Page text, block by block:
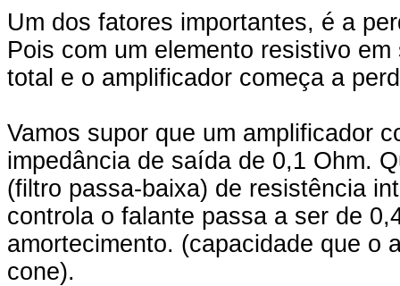
Um dos fatores importantes, é a
Pois com um elemento resistivo
total e o amplificador começa a
Vamos supor que um amplificador
impedância de saída de 0,1 Ohm.
(filtro passa-baixa) de resistência
controla o falante passa a ser de
amortecimento. (capacidade que o
cone).